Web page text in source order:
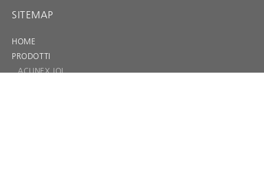
SITEMAP
HOME
PRODOTTI
ACUNEX IOL